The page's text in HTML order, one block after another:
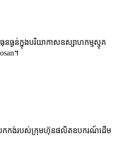
ន​ធ្ងន់​ក្នុង​បរិយាកាស​ឧស្សាហកម្ម​ស្មុគ
។
សំបកកង់របស់ក្រុមហ៊ុនផលិតឧបករណ៍ដើម